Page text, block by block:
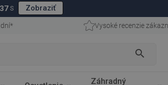
36 S Zobraziť
Vysoké recenzie
search
Záhradný